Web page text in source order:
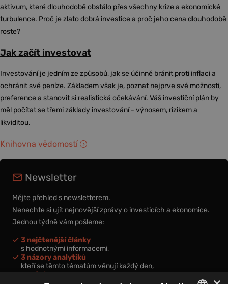
aktivum, které dlouhodobě obstálo přes všechny krize a ekonomické
turbulence. Proč je zlato dobrá investice a proč jeho cena dlouhodobě
roste?
Jak začít investovat
Investování je jedním ze způsobů, jak se účinně bránit proti inflaci a
ochránit své peníze. Základem však je, poznat nejprve své možnosti,
preference a stanovit si realistická očekávání. Váš investiční plán by
měl počítat se třemi základy investování - výnosem, rizikem a
likviditou.
Knihovna vědomostí
Newsletter
Mějte přehled s newsletterem.
Nenechte si ujít nejnovější zprávy o investicích a ekonomice.
Jednou týdně vám pošleme:
3 nejčtenější články
s hodnotnými informacemi,
3 názory analytiků
kteří se těmto tématům věnují každý den,
nová videa a podcasty